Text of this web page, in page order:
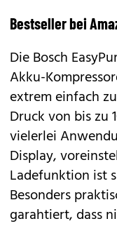
Bestseller bei
DieBosch
Akku-
extrem einfach
Druck von bis zu
vielerlei
Display,
Ladefunktion ist
Besonders
garahtiert, dass